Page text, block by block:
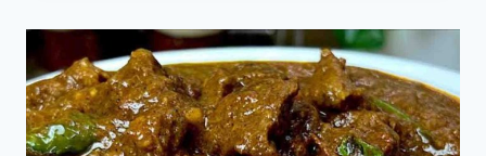
രുചി
കൂടാനും
ഈ
ഒരു
പൊടികൈ
ചെയ്യൂ!